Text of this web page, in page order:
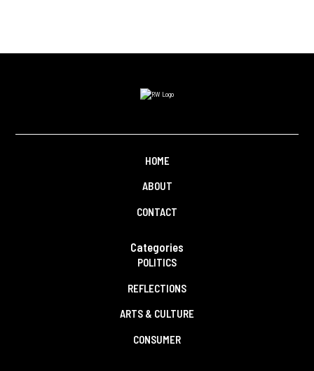
HOME
ABOUT
CONTACT
Categories
POLITICS
REFLECTIONS
ARTS & CULTURE
CONSUMER